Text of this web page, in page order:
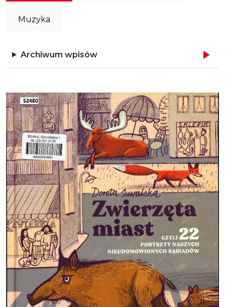
Muzyka
Archiwum wpisów
Obraz